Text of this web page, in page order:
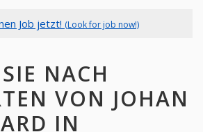
Job jetzt! (Look for job now!)
NACH
VON JOHAN
IN